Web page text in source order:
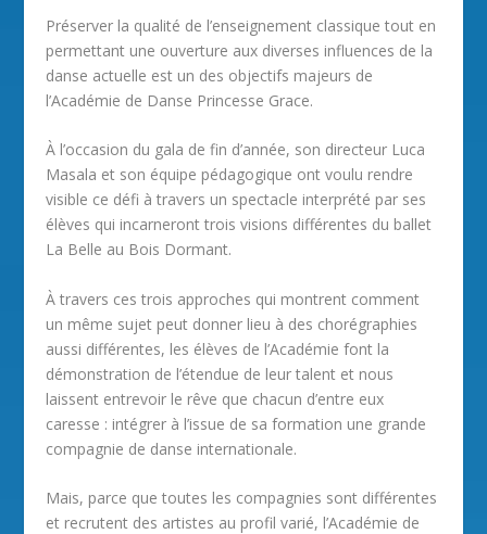
Préserver la qualité de l’enseignement classique tout en
permettant une ouverture aux diverses influences de la
danse actuelle est un des objectifs majeurs de
l’Académie de Danse Princesse Grace.
À l’occasion du gala de fin d’année, son directeur Luca
Masala et son équipe pédagogique ont voulu rendre
visible ce défi à travers un spectacle interprété par ses
élèves qui incarneront trois visions différentes du ballet
La Belle au Bois Dormant.
À travers ces trois approches qui montrent comment
un même sujet peut donner lieu à des chorégraphies
aussi différentes, les élèves de l’Académie font la
démonstration de l’étendue de leur talent et nous
laissent entrevoir le rêve que chacun d’entre eux
caresse : intégrer à l’issue de sa formation une grande
compagnie de danse internationale.
Mais, parce que toutes les compagnies sont différentes
et recrutent des artistes au profil varié, l’Académie de